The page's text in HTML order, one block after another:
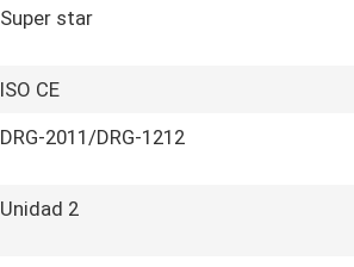
Super star
ISO CE
DRG-2011/DRG-1212
Unidad 2